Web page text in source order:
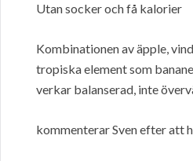
Utan socker och få kalorier
Kombinationen av äpple,
tropiska element som
verkar balanserad, inte
kommenterar Sven efter att